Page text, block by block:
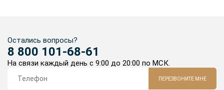
Остались вопросы?
8 800 101-68-61
На связи каждый день с 9:00 до 20:00 по МСК.
ПЕРЕЗВОНИТЕ МНЕ